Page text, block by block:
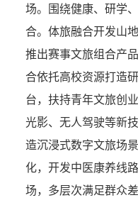
场。围绕健康、研学
合。体旅融合开发山
推出赛事文旅组合产
合依托高校资源打造
台，扶持青年文旅创
光影、无人驾驶等新
造沉浸式数字文旅场
化，开发中医康养线
场，多层次满足群众